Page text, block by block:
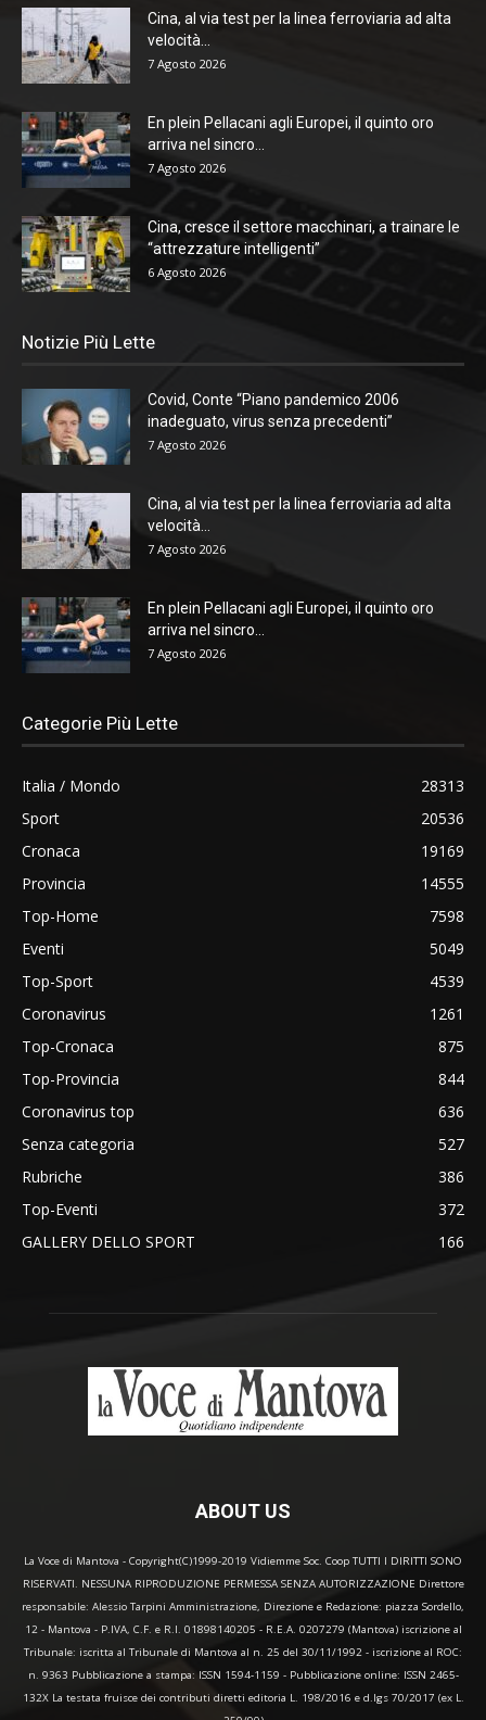
Cina, al via test per la linea ferroviaria ad alta
velocità...
7 Agosto 2026
En plein Pellacani agli Europei, il quinto oro
arriva nel sincro...
7 Agosto 2026
Cina, cresce il settore macchinari, a trainare le
“attrezzature intelligenti”
6 Agosto 2026
Notizie Più Lette
Covid, Conte “Piano pandemico 2006
inadeguato, virus senza precedenti”
7 Agosto 2026
Cina, al via test per la linea ferroviaria ad alta
velocità...
7 Agosto 2026
En plein Pellacani agli Europei, il quinto oro
arriva nel sincro...
7 Agosto 2026
Categorie Più Lette
Italia / Mondo
28313
Sport
20536
Cronaca
19169
Provincia
14555
Top-Home
7598
Eventi
5049
Top-Sport
4539
Coronavirus
1261
Top-Cronaca
875
Top-Provincia
844
Coronavirus top
636
Senza categoria
527
Rubriche
386
Top-Eventi
372
GALLERY DELLO SPORT
166
ABOUT US
La Voce di Mantova - Copyright(C)1999-2019 Vidiemme Soc. Coop TUTTI I DIRITTI SONO
RISERVATI. NESSUNA RIPRODUZIONE PERMESSA SENZA AUTORIZZAZIONE Direttore
responsabile: Alessio Tarpini Amministrazione, Direzione e Redazione: piazza Sordello,
12 - Mantova - P.IVA, C.F. e R.I. 01898140205 - R.E.A. 0207279 (Mantova) iscrizione al
Tribunale: iscritta al Tribunale di Mantova al n. 25 del 30/11/1992 - iscrizione al ROC:
n. 9363 Pubblicazione a stampa: ISSN 1594-1159 - Pubblicazione online: ISSN 2465-
132X La testata fruisce dei contributi diretti editoria L. 198/2016 e d.lgs 70/2017 (ex L.